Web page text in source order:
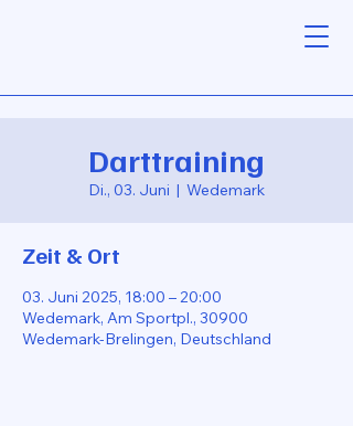
Darttraining
Di., 03. Juni
  |
Wedemark
Zeit & Ort
03. Juni 2025, 18:00 – 20:00
Wedemark, Am Sportpl., 30900
Wedemark-Brelingen, Deutschland